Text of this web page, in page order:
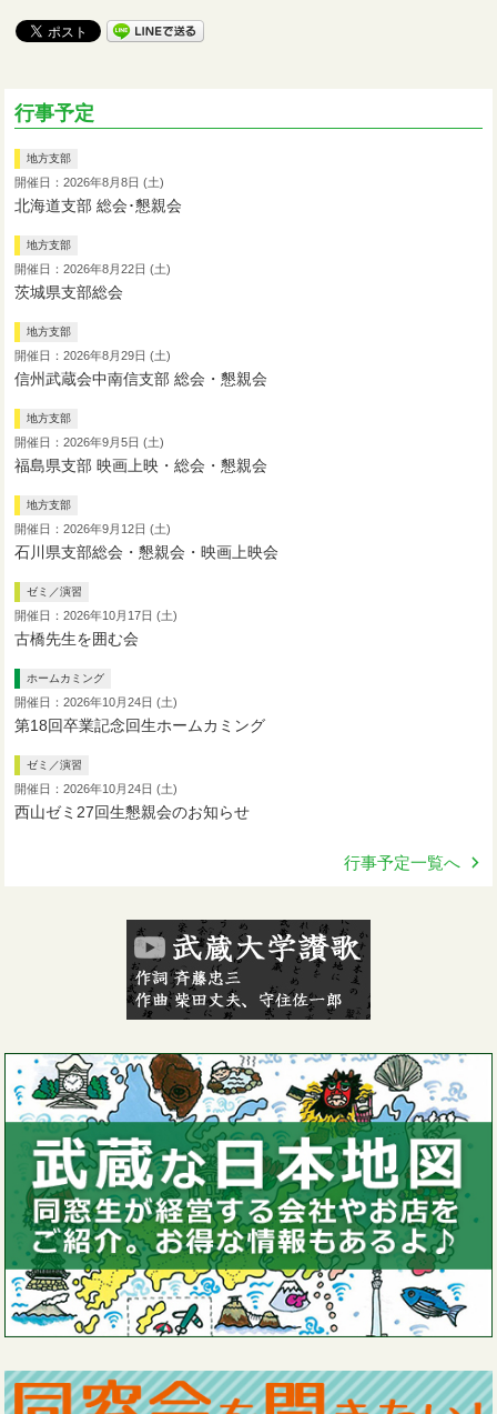
行事予定
地方支部
開催日：2026年8月8日 (土)
北海道支部 総会･懇親会
地方支部
開催日：2026年8月22日 (土)
茨城県支部総会
地方支部
開催日：2026年8月29日 (土)
信州武蔵会中南信支部 総会・懇親会
地方支部
開催日：2026年9月5日 (土)
福島県支部 映画上映・総会・懇親会
地方支部
開催日：2026年9月12日 (土)
石川県支部総会・懇親会・映画上映会
ゼミ／演習
開催日：2026年10月17日 (土)
古橋先生を囲む会
ホームカミング
開催日：2026年10月24日 (土)
第18回卒業記念回生ホームカミング
ゼミ／演習
開催日：2026年10月24日 (土)
西山ゼミ27回生懇親会のお知らせ
行事予定一覧へ